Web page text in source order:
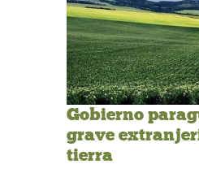
Gobierno
grave
tierra